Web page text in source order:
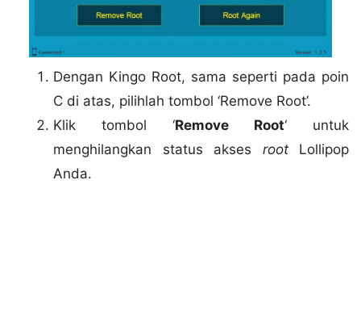
Dengan Kingo Root, sama seperti pada poin
C di atas, pilihlah tombol ‘Remove Root’.
Klik tombol ‘Remove Root‘ untuk
menghilangkan status akses rootLollipop
Anda.